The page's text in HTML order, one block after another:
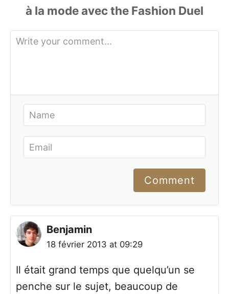
Comment
Benjamin
18 février 2013 at 09:29
Il était grand temps que quelqu’un se
penche sur le sujet, beaucoup de